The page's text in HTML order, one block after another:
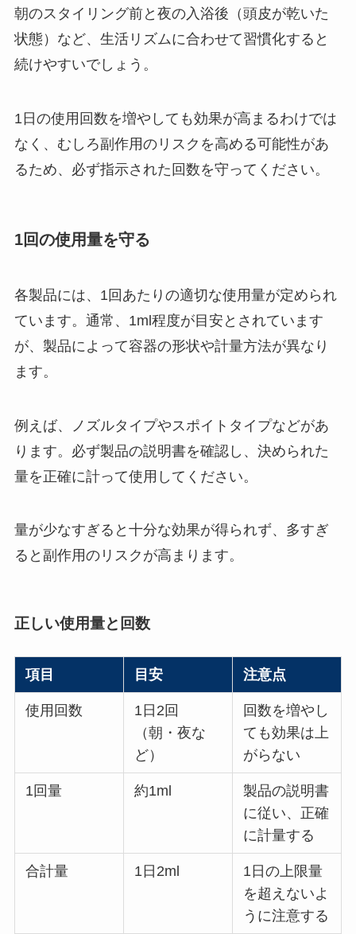
朝のスタイリング前と夜の入浴後（頭皮が乾いた
状態）など、生活リズムに合わせて習慣化すると
続けやすいでしょう。
1日の使用回数を増やしても効果が高まるわけでは
なく、むしろ副作用のリスクを高める可能性があ
るため、必ず指示された回数を守ってください。
1回の使用量を守る
各製品には、1回あたりの適切な使用量が定められ
ています。通常、1ml程度が目安とされています
が、製品によって容器の形状や計量方法が異なり
ます。
例えば、ノズルタイプやスポイトタイプなどがあ
ります。必ず製品の説明書を確認し、決められた
量を正確に計って使用してください。
量が少なすぎると十分な効果が得られず、多すぎ
ると副作用のリスクが高まります。
正しい使用量と回数
項目 目安 注意点
使用回数
1日2回
（朝・夜な
ど）
回数を増やし
ても効果は上
がらない
1回量 約1ml
製品の説明書
に従い、正確
に計量する
合計量 1日2ml
1日の上限量
を超えないよ
うに注意する